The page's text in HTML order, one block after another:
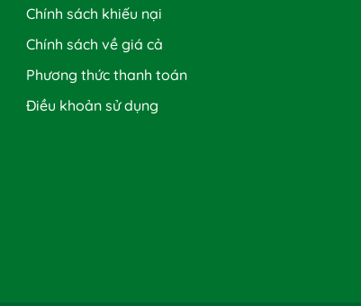
Chính sách khiếu nại
Chính sách về giá cả
Phương thức thanh toán
Điều khoản sử dụng